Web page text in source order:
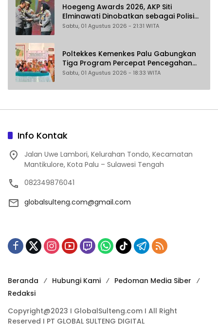
Hoegeng Awards 2026, AKP Siti
Elminawati Dinobatkan sebagai Polisi
Pelindung Perempuan dan Anak
Sabtu, 01 Agustus 2026 - 21:31 WITA
Poltekkes Kemenkes Palu Gabungkan
Tiga Program Percepat Pencegahan
Stunting di Donggala
Sabtu, 01 Agustus 2026 - 18:33 WITA
Info Kontak
Jalan Uwe Lambori, Kelurahan Tondo, Kecamatan
Mantikulore, Kota Palu – Sulawesi Tengah
082349876041
globalsulteng.com@gmail.com
Beranda Hubungi Kami
Pedoman Media Siber
Redaksi
Copyright@2023 I GlobalSulteng.com I All Right
Reserved I PT GLOBAL SULTENG DIGITAL